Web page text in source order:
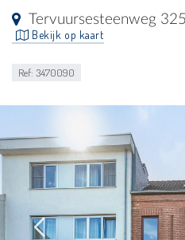
Tervuursesteenweg
Bekijk op kaart
Ref: 3470090